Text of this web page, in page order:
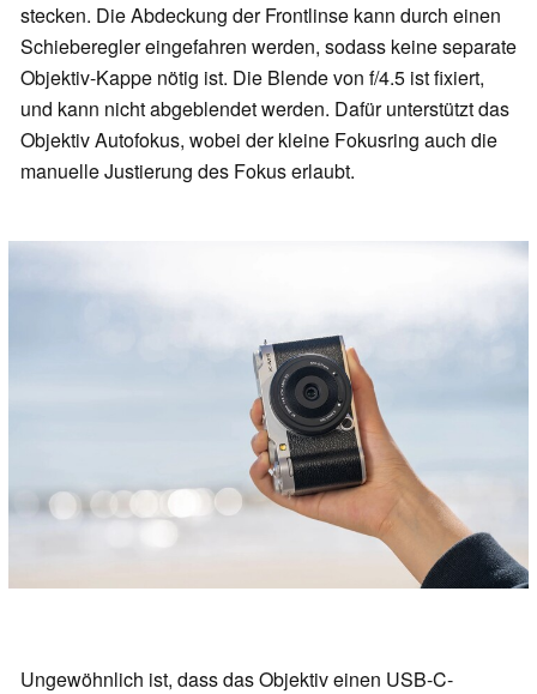
stecken. Die Abdeckung der Frontlinse kann durch einen
Schieberegler eingefahren werden, sodass keine separate
Objektiv-Kappe nötig ist. Die Blende von f/4.5 ist fixiert,
und kann nicht abgeblendet werden. Dafür unterstützt das
Objektiv Autofokus, wobei der kleine Fokusring auch die
manuelle Justierung des Fokus erlaubt.
Ungewöhnlich ist, dass das Objektiv einen USB-C-